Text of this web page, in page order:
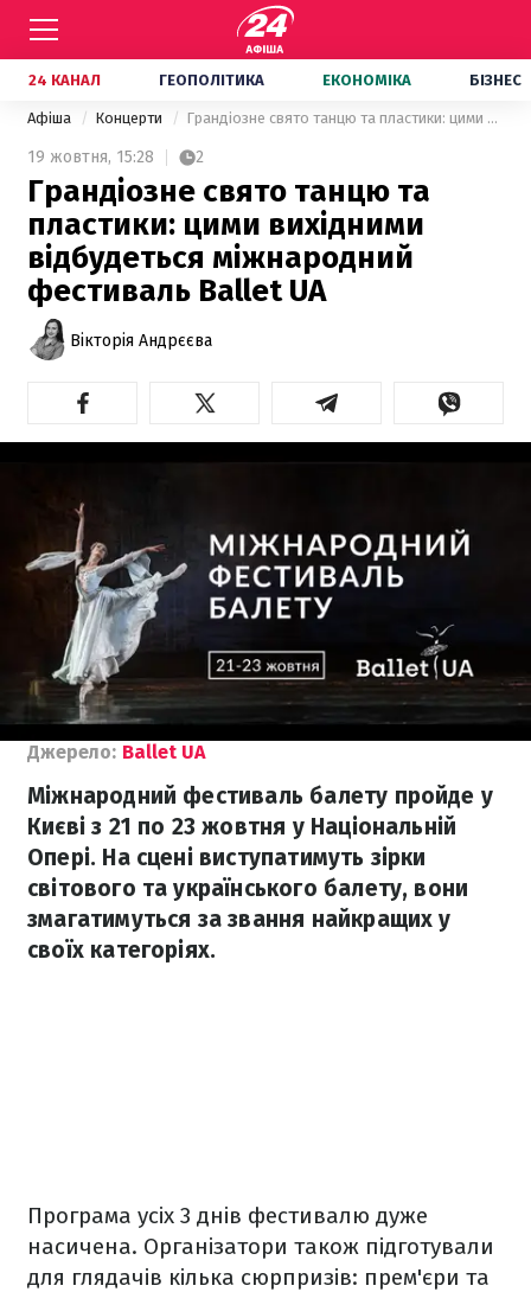
24 КАНАЛ ГЕОПОЛІТИКА ЕКОНОМІКА БІЗНЕС
Афіша Концерти Грандіозне свято танцю та пластики: цими вихідними відбудеться міжнародний фестиваль Ballet UA
19 жовтня, 15:28 2
Грандіозне свято танцю та
пластики: цими вихідними
відбудеться міжнародний
фестиваль Ballet UA
Вікторія Андрєєва
Джерело: Ballet UA
Міжнародний фестиваль балету пройде у
Києві з 21 по 23 жовтня у Національній
Опері. На сцені виступатимуть зірки
світового та українського балету, вони
змагатимуться за звання найкращих у
своїх категоріях.
Програма усіх 3 днів фестивалю дуже
насичена. Організатори також підготували
для глядачів кілька сюрпризів: прем'єри та